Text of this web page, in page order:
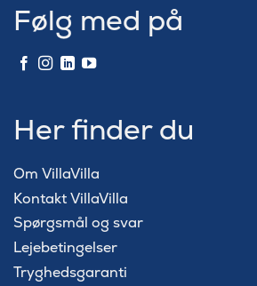
Følg med på
Her finder du
Om VillaVilla
Kontakt VillaVilla
Spørgsmål og svar
Lejebetingelser
Tryghedsgaranti